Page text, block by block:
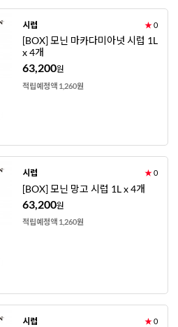
시럽 ★0
[BOX] 모닌 마카다미아넛 시럽 1L
x 4개
63,200원
적립예정액 1,260원
시럽 ★0
[BOX] 모닌 망고 시럽 1L x 4개
63,200원
적립예정액 1,260원
시럽 ★0